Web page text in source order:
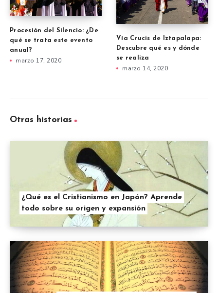
Procesión del Silencio: ¿De
qué se trata este evento
anual?
marzo 17, 2020
Vía Crucis de Iztapalapa:
Descubre qué es y dónde
se realiza
marzo 14, 2020
Otras historias
¿Qué es el Cristianismo en Japón? Aprende
todo sobre su origen y expansión